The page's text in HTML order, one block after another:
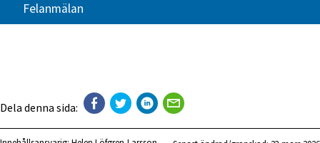
Felanmälan
Dela denna sida: